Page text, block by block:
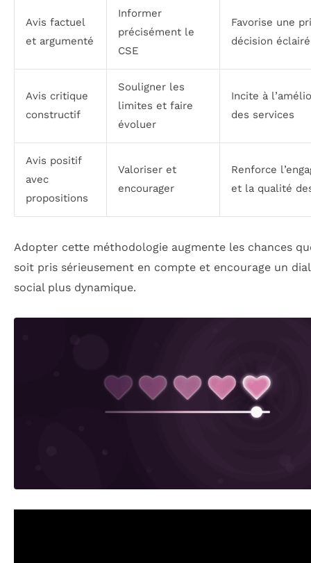
Avis factuel
et argumenté
Informer
précisément le
CSE
Favorise une
décision
Avis critique
constructif
Souligner les
limites et faire
évoluer
Incite à
des services
Avis positif
avec
propositions
Valoriser et
encourager
Renforce
et la qualité
Adopter cette méthodologie augmente les chances
soit pris sérieusement en compte et encourage un
social plus dynamique.